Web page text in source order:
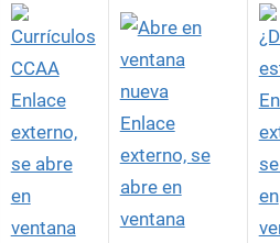
Enlace
externo,
se abre
en
ventana
Enlace
externo, se
abre en
ventana
en